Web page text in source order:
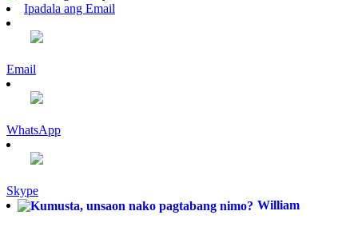
Ipadala ang Email
Email
WhatsApp
Skype
William